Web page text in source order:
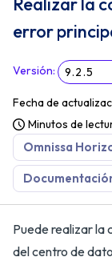
error
Versión: 9.2.5
Fecha de
Minutos de
Omnissa
Puede realizar la
del centro de